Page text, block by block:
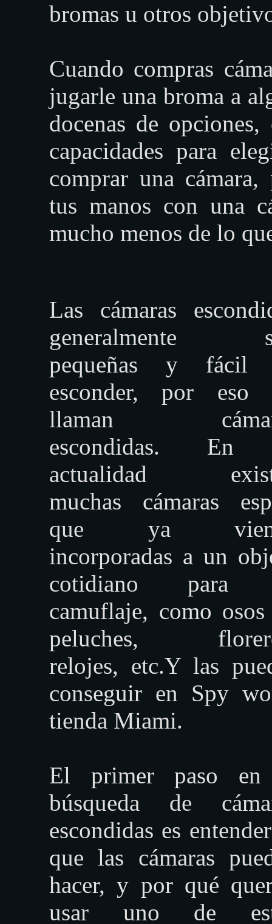
bromas u otros
Cuando compras
jugarle una broma a
docenas de
capacidades para
comprar una cámara,
tus manos con una
mucho menos de lo
Las cámaras
generalmente
pequeñas y fácil
esconder, por eso
llaman
escondidas. En
actualidad
muchas cámaras
que ya
incorporadas a un
cotidiano para
camuflaje, como
peluches,
relojes, etc.Y las
conseguir en Spy
tienda Miami.
El primer paso
búsqueda de
escondidas es
que las cámaras
hacer, y por qué
usar uno de